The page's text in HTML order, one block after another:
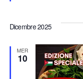
Dicembre 2025
MER
10